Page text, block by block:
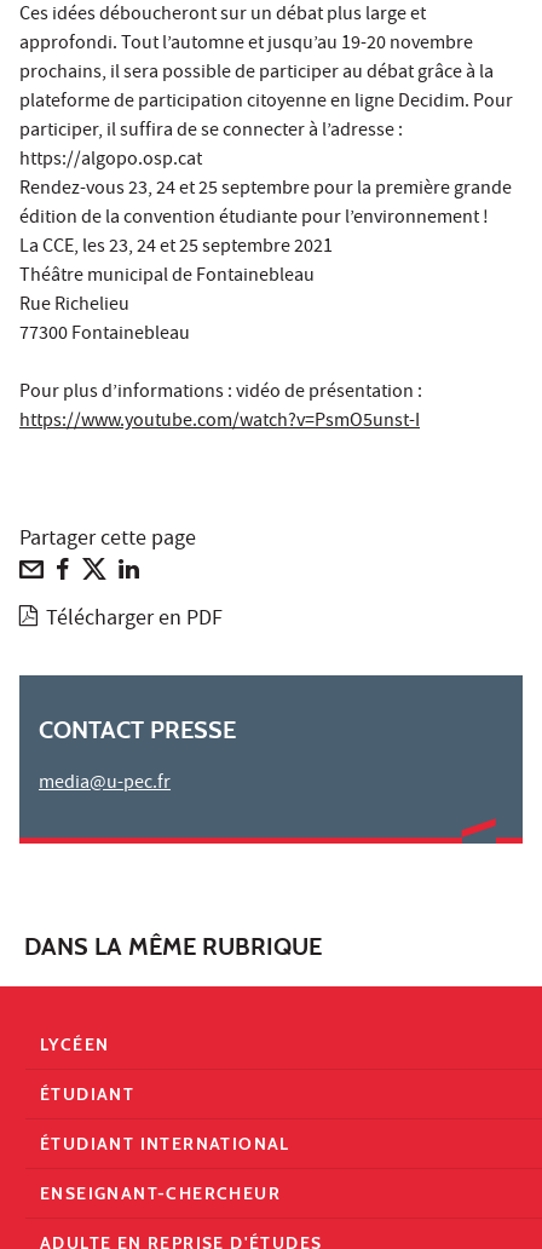
Ces idées déboucheront sur un débat plus large et
approfondi. Tout l’automne et jusqu’au 19-20 novembre
prochains, il sera possible de participer au débat grâce à la
plateforme de participation citoyenne en ligne Decidim. Pour
participer, il suffira de se connecter à l’adresse :
https://algopo.osp.cat
Rendez-vous 23, 24 et 25 septembre pour la première grande
édition de la convention étudiante pour l’environnement !
La CCE, les 23, 24 et 25 septembre 2021
Théâtre municipal de Fontainebleau
Rue Richelieu
77300 Fontainebleau
Pour plus d’informations : vidéo de présentation :
https://www.youtube.com/watch?v=PsmO5unst-I
Partager cette page
Télécharger en PDF
CONTACT PRESSE
media@u-pec.fr
DANS LA MÊME RUBRIQUE
LYCÉEN
ÉTUDIANT
ÉTUDIANT INTERNATIONAL
ENSEIGNANT-CHERCHEUR
ADULTE EN REPRISE D'ÉTUDES